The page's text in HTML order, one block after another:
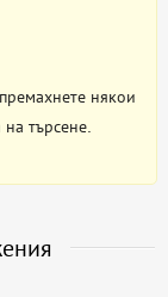
някои
търсене.